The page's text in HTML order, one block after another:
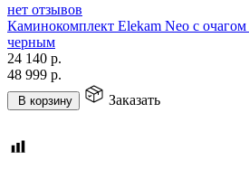
нет отзывов
Каминокомплект Elekam Neo с очагом
черным
24 140 р.
48 999 р.
В корзину Заказать